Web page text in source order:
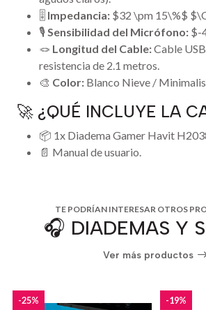
🎚️ Impedancia: $32 \pm 15\%$
🎙️Sensibilidad del Micrófono: $-
🪢 Longitud del Cable:Cable
resistencia de 2.1 metros.
🎨 Color: Blanco Nieve /
🚀 ¿QUÉ INCLUYE LA
📦 1x Diadema Gamer Havit
📄 Manual de usuario.
TE PODRÍAN INTERESAR OTROS
🎧 DIADEMAS Y
Ver más productos
-25% -19%